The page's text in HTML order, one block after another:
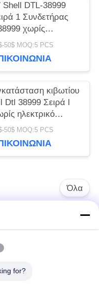
Shell DTL-38999
1 Συνδετήρας
χωρίς
νικελική
50$ MOQ:5 PCS
κιβωτίου
Dtl 38999 Σειρά I
ηλεκτρικό
Shell Mil Dtl
50$ MOQ:5 PCS
Όλα
MIL-DTL-26482
for?